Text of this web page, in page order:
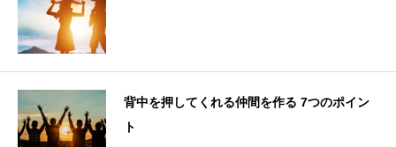
背中を押してくれる仲間を作る 7つのポイン
ト